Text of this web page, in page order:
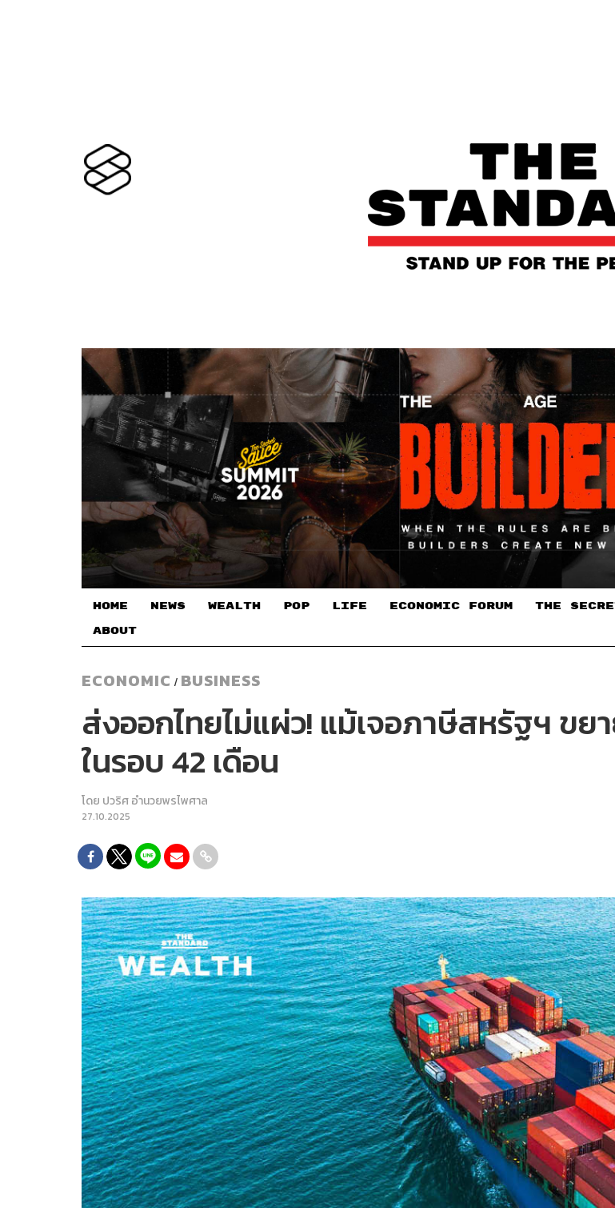
HOME NEWS WEALTH POP LIFE ECONOMIC FORUM THE
ABOUT
ECONOMIC / BUSINESS
ส่งออกไทยไม่แผ่ว! แม้เจอภาษีสหรัฐฯ ขย
ในรอบ 42 เดือน
โดย ปวริศ อำนวยพรไพศาล
27.10.2025